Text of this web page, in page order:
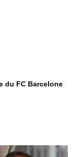
du FC Barcelone